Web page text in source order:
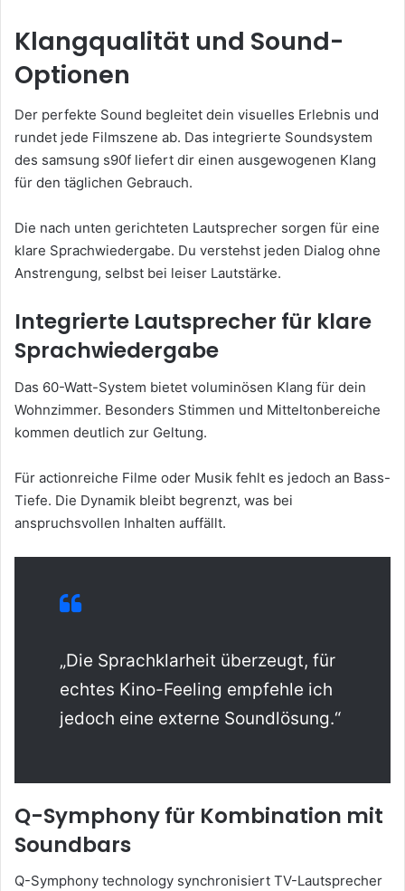
Klangqualität und Sound-
Optionen
Der perfekte Sound begleitet dein visuelles Erlebnis und
rundet jede Filmszene ab. Das integrierte Soundsystem
des samsung s90f liefert dir einen ausgewogenen Klang
für den täglichen Gebrauch.
Die nach unten gerichteten Lautsprecher sorgen für eine
klare Sprachwiedergabe. Du verstehst jeden Dialog ohne
Anstrengung, selbst bei leiser Lautstärke.
Integrierte Lautsprecher für klare
Sprachwiedergabe
Das 60-Watt-System bietet voluminösen Klang für dein
Wohnzimmer. Besonders Stimmen und Mitteltonbereiche
kommen deutlich zur Geltung.
Für actionreiche Filme oder Musik fehlt es jedoch an Bass-
Tiefe. Die Dynamik bleibt begrenzt, was bei
anspruchsvollen Inhalten auffällt.
„Die Sprachklarheit überzeugt, für
echtes Kino-Feeling empfehle ich
jedoch eine externe Soundlösung.“
Q-Symphony für Kombination mit
Soundbars
Q-Symphony technology synchronisiert TV-Lautsprecher